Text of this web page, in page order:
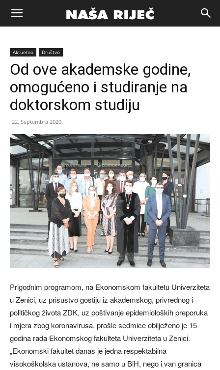
Naša
riječ
Zenica
Aktuelno Društvo
Od ove akademske godine,
omogućeno i studiranje na
doktorskom studiju
22. Septembra 2020.
Prigodnim programom, na Ekonomskom fakultetu Univerziteta
u Zenici, uz prisustvo gostiju iz akademskog, privrednog i
političkog života ZDK, uz poštivanje epidemioloških preporuka
i mjera zbog koronavirusa, prošle sedmice obilježeno je 15
godina rada Ekonomskog fakulteta Univerziteta u Zenici.
„Ekonomski fakultet danas je jedna respektabilna
visokoškolska ustanova, ne samo u BiH, nego i van granica